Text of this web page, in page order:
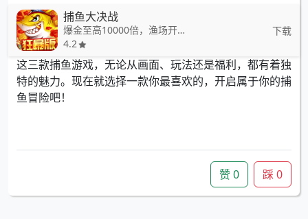
捕鱼大决战
爆金至高10000倍，渔场开放震撼捕鱼体验
4.2
下载
这三款捕鱼游戏，无论从画面、玩法还是福利，都有着独
特的魅力。现在就选择一款你最喜欢的，开启属于你的捕
鱼冒险吧！
赞0 踩0